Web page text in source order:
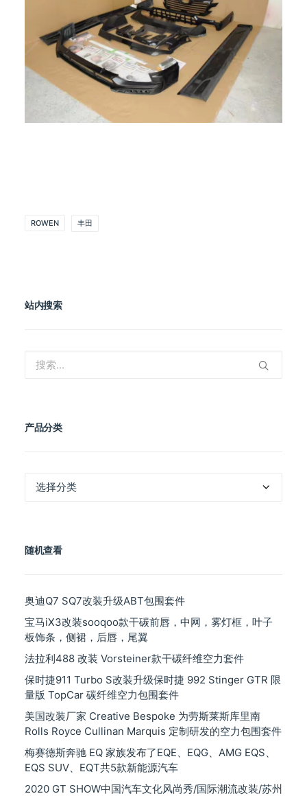
ROWEN 丰田
站内搜索
产品分类
随机查看
奥迪Q7 SQ7改装升级ABT包围套件
宝马iX3改装sooqoo款干碳前唇，中网，雾灯框，叶子
板饰条，侧裙，后唇，尾翼
法拉利488 改装 Vorsteiner款干碳纤维空力套件
保时捷911 Turbo S改装升级保时捷 992 Stinger GTR 限
量版 TopCar 碳纤维空力包围套件
美国改装厂家 Creative Bespoke 为劳斯莱斯库里南
Rolls Royce Cullinan Marquis 定制研发的空力包围套件
梅赛德斯奔驰 EQ 家族发布了EQE、EQG、AMG EQS、
EQS SUV、EQT共5款新能源汽车
2020 GT SHOW中国汽车文化风尚秀/国际潮流改装/苏州